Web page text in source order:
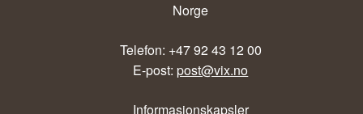
Norge
Telefon: +47 92 43 12 00
E-post:post@vix.no
Informasjonskapsler